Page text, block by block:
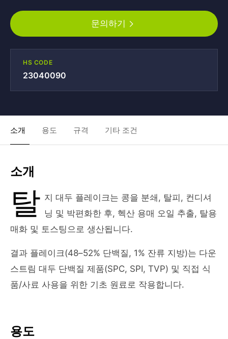
문의하기
HS CODE
23040090
소개 용도 규격 기타 조건
소개
탈 지 대두 플레이크는 콩을 분쇄, 탈피, 컨디셔
닝 및 박편화한 후, 헥산 용매 오일 추출, 탈용
매화 및 토스팅으로 생산됩니다.
결과 플레이크(48–52% 단백질, 1% 잔류 지방)는 다운
스트림 대두 단백질 제품(SPC, SPI, TVP) 및 직접 식
품/사료 사용을 위한 기초 원료로 작용합니다.
용도